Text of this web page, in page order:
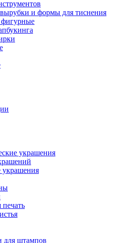
и формы для тиснения
украшения
печать
для штампов